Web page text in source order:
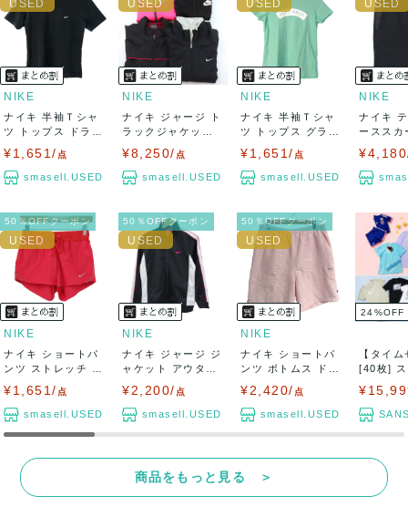
NIKE
ナイキ 半袖Ｔシャ
ツ トップス ドライ
¥1,651/ 点
smasell.USED
NIKE
ナイキ ジャージ ト
ラックジャケット
¥8,250/ 点
smasell.USED
NIKE
ナイキ 半袖Ｔシャ
ツ トップス グラフ
¥1,651/ 点
smasell.USED
NIKE
ナイキ
ーススカ
50％OFFクーポン
NIKE
ナイキ ショートパ
ンツ ストレッチ ド
¥1,651/ 点
smasell.USED
50％OFFクーポン
NIKE
ナイキ ジャージ ジ
ャケット アウター
¥2,200/ 点
smasell.USED
50％OFFクーポン
NIKE
ナイキ ショートパ
ンツ ボトムス ドラ
¥2,420/ 点
smasell.USED
24%OFF
【タイ
[40枚]
商品をもっと見る ＞